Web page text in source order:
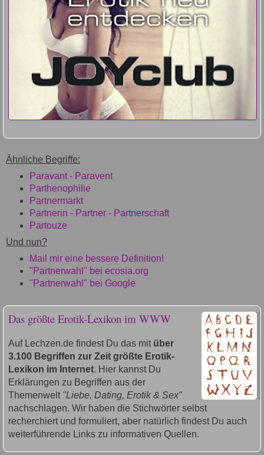
Ähnliche Begriffe:
Paravant - Paravent
Parthenophilie
Partnermarkt
Partnerin - Partner - Partnerschaft
Partouze
Und nun?
Mail mir eine bessere Definition!
"Partnerwahl" bei ecosia.org
"Partnerwahl" bei Google
Das größte Erotik-Lexikon im WWW
Auf Lechzen.de findest Du das mit über
3.100 Begriffen zur Zeit größte Erotik-
Lexikon im Internet. Hier kannst Du
Erklärungen zu Begriffen aus der
Themenwelt "Liebe, Dating, Erotik & Sex"
nachschlagen. Wir haben die Stichwörter selbst
recherchiert und formuliert, aber natürlich findest Du auch
weiterführende Links zu informativen Quellen.